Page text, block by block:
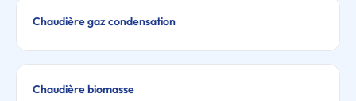
Chaudière gaz condensation
Chaudière biomasse